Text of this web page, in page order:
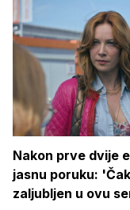
Nakon prve dvije
jasnu poruku:
zaljubljen u ovu